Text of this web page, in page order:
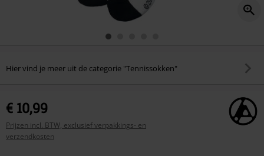
Hier vind je meer uit de categorie "Tennissokken"
€ 10,99
Prijzen incl. BTW, exclusief verpakkings- en
verzendkosten